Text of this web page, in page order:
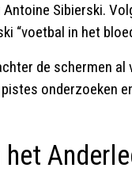
Sibierski.
“voetbal in het
de schermen
onderzoeken